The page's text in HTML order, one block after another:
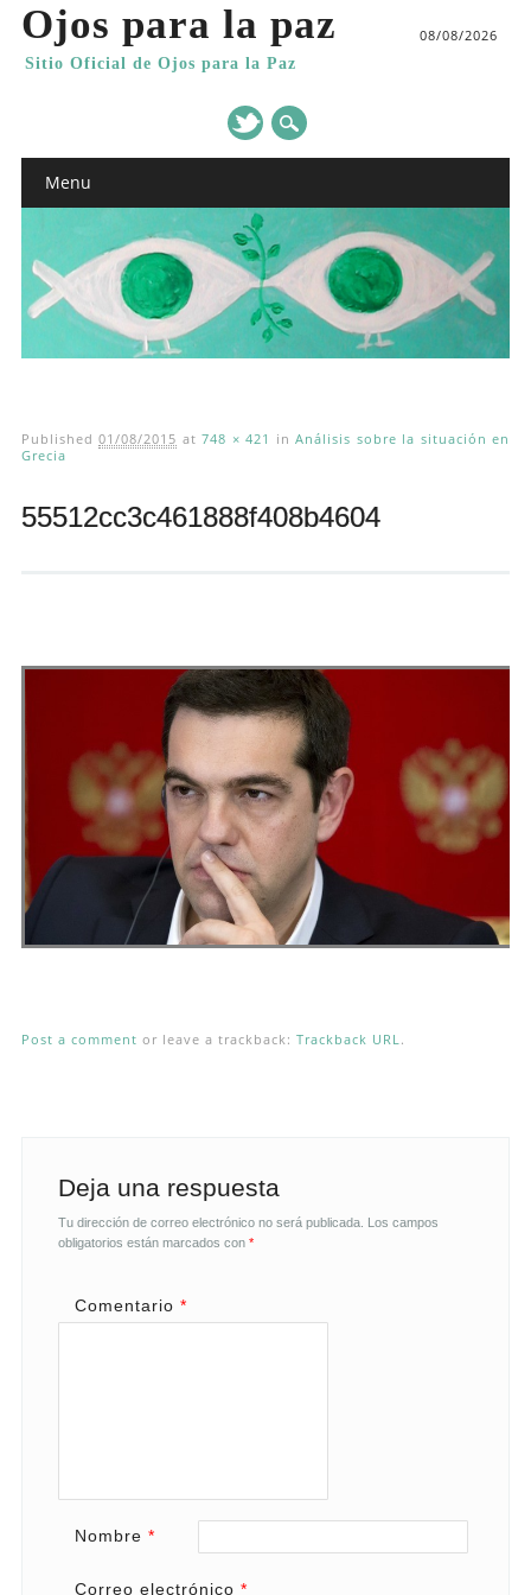
Ojos para la paz
Sitio Oficial de Ojos para la Paz
08/08/2026
Main menu
Menu
Published01/08/2015 at748 × 421 inAnálisis sobre la situación en
Grecia
55512cc3c461888f408b4604
Post a comment or leave a trackback: Trackback URL .
Deja una respuesta
Tu dirección de correo electrónico no será publicada. Los campos
obligatorios están marcados con *
Comentario *
Nombre *
Correo electrónico *